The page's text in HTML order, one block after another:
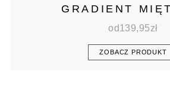
GRADIENT
od139,95zł
ZOBACZ PRODUKT